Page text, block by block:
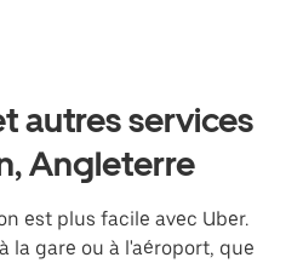
autres services
Angleterre
est plus facile avec Uber.
la gare ou à l'aéroport, que